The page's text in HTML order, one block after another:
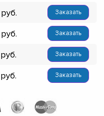
Заказать
Заказать
Заказать
Заказать